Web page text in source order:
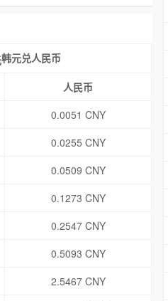
韩元兑人民币
人民币
0.0051 CNY
0.0255 CNY
0.0509 CNY
0.1273 CNY
0.2547 CNY
0.5093 CNY
2.5467 CNY